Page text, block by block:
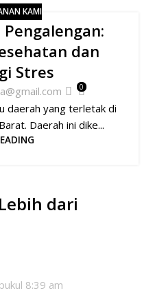
KAMI
dan
Stres
0
daerah yang terletak di
Daerah ini dike...
dari
8:39 am